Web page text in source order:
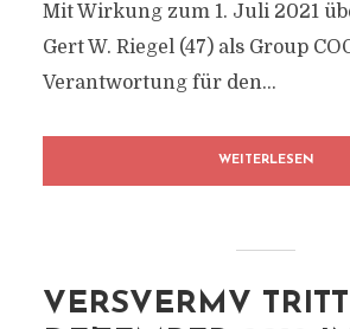
Mit Wirkung zum 1. Juli 2021
Gert W. Riegel (47) als Group
Verantwortung für den...
WEITERLESEN
VERSVERMV